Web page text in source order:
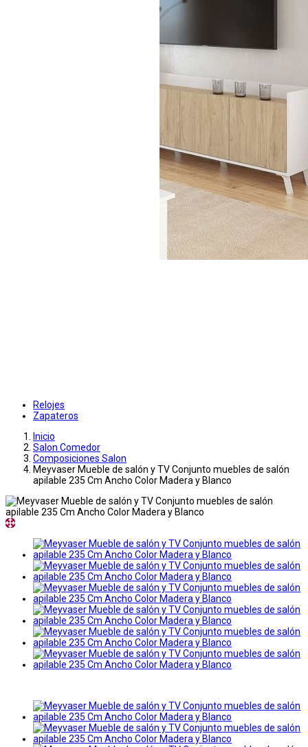
Relojes
Zapateros
Inicio
Salon Comedor
Composiciones Salon
Meyvaser Mueble de salón y TV Conjunto muebles de salón
apilable 235 Cm Ancho Color Madera y Blanco